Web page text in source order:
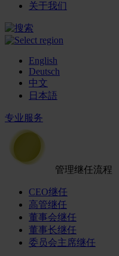
关于我们
English
Deutsch
中文
日本語
专业服务
管理继任流程
CEO继任
高管继任
董事会继任
董事长继任
委员会主席继任